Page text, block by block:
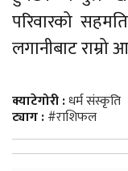
परिवारको
लगानीबाट
क्याटेगोरी :धर्म संस्कृति
ट्याग :#राशिफल